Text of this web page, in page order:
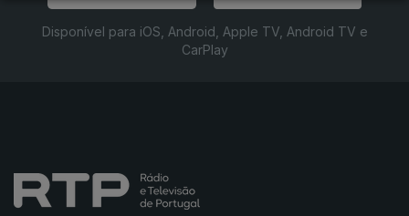
Disponível para iOS, Android, Apple TV, Android TV e
CarPlay